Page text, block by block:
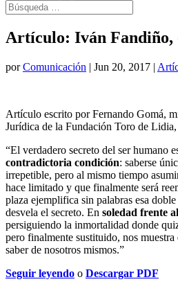
Artículo: Iván Fandiño,
porComunicación | Jun 20, 2017 |
Artículo escrito por Fernando Gomá,
Jurídica de la Fundación Toro de
“El verdadero secreto del ser humano
contradictoria condición: saberse
irrepetible, pero al mismo tiempo
hace limitado y que finalmente será
plaza ejemplifica sin palabras esa
desvela el secreto. En soledad frente
persiguiendo la inmortalidad donde
pero finalmente sustituido, nos
saber de nosotros mismos.”
Seguir leyendo o Descargar PDF